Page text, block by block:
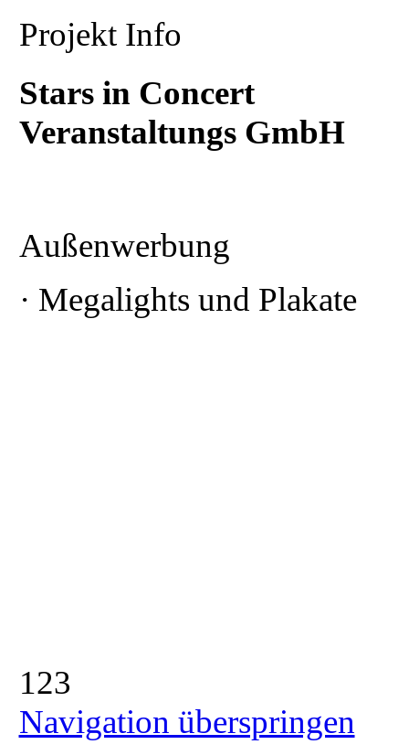
Projekt Info
Stars in Concert
Veranstaltungs GmbH
Außenwerbung
· Megalights und Plakate
123
Navigation überspringen